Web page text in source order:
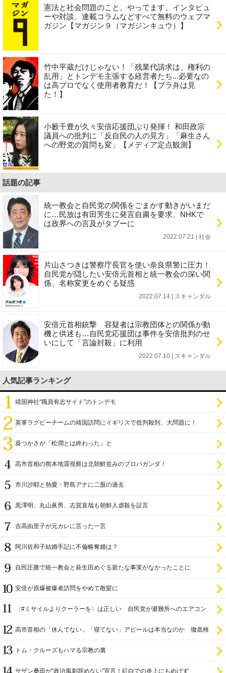
憲法と社会問題のこと、やってます。インタビュ
ーや対談、連載コラムなどすべて無料のウェブマ
ガジン【マガジン９（マガジンキュウ）】
竹中平蔵だけじゃない！「残業代請求は、権利の
乱用」とトンデモ主張する経営者たち...必要なの
は高プロでなく使用者教育だ！【ブラ弁は見
た！】
小籔千豊が久々安倍応援団ぶり発揮！ 和田政宗
議員への批判に「反自民の人の見方」「麻生さん
への野党の質問も変」【メディア定点観測】
話題の記事
統一教会と自民党の関係をごまかす動きがいまだ
に…民放は有田芳生に発言自粛を要求、NHKで
は政界への言及がタブーに
2022.07.21 | 社会
片山さつきは警察庁長官を使い奈良県警に圧力！
自民党が隠したい安倍元首相と統一教会の深い関
係、名称変更をめぐる疑惑
2022.07.14 | スキャンダル
安倍元首相銃撃 容疑者は宗教団体との関係が動
機と供述も…自民党応援団は事件を安倍批判のせ
いにして「言論封殺」に利用
2022.07.10 | スキャンダル
人気記事ランキング
靖国神社“職員有志サイト”のトンデモ
英軍ラグビーチームの靖国訪問にイギリスで批判殺到、大問題に！
葵つかさが「松潤とは終わった」と
高市首相の熊本地震視察は北朝鮮並みのプロパガンダ！
市川沙耶と熱愛・野島アナに二股の過去
黒澤明、丸山眞男、志賀直哉も朝鮮人虐殺を証言
吉高由里子が元カレに言った一言
阿川佐和子結婚手記に不倫略奪婚は？
自民圧勝で統一教会と萩生田めぐる新たな事実がなかったことに
安倍が原爆被爆者訪問をやめて散髪に
〈#ミサイルよりクーラーを〉は正しい 自民党が避難所へのエアコン
高市首相の「休んでない」「寝てない」アピールは本当なのか 徹底検
トム・クルーズもハマる宗教の裏
サザン桑田が“政治風刺辞めない”宣言！紅白での炎上にもめげず